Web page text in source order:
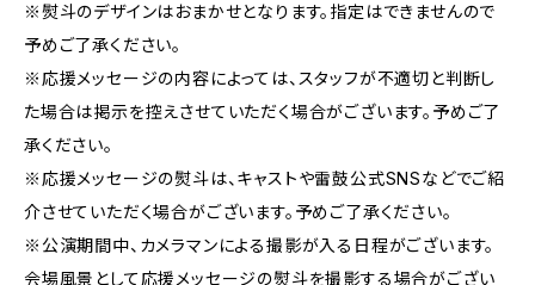
※熨斗のデザインはおまかせとなります。指定はできませんので
予めご了承ください。
※応援メッセージの内容によっては、スタッフが不適切と判断し
た場合は掲示を控えさせていただく場合がございます。予めご了
承ください。
※応援メッセージの熨斗は、キャストや雷鼓公式SNSなどでご紹
介させていただく場合がございます。予めご了承ください。
※公演期間中、カメラマンによる撮影が入る日程がございます。
会場風景として応援メッセージの熨斗を撮影する場合がござい